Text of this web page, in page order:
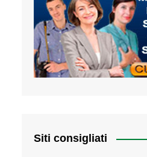
Siti consigliati